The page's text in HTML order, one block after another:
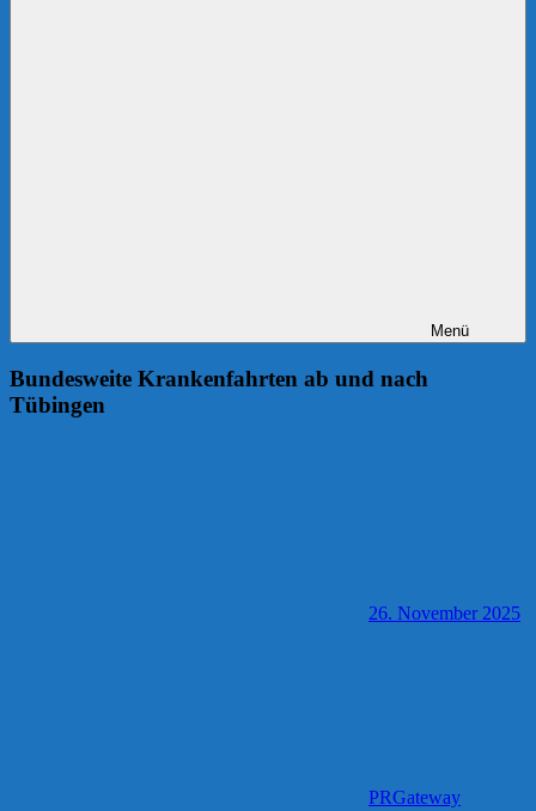
Menü
Bundesweite Krankenfahrten ab und nach
Tübingen
26. November 2025
PRGateway